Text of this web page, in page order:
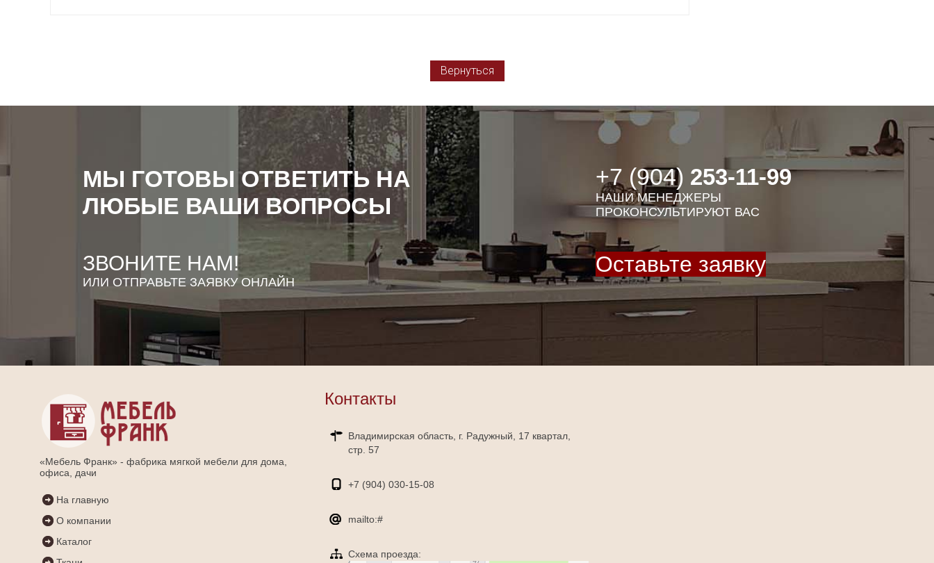
Вернуться
МЫ ГОТОВЫ ОТВЕТИТЬ НА
ЛЮБЫЕ ВАШИ ВОПРОСЫ
ЗВОНИТЕ НАМ!
ИЛИ ОТПРАВЬТЕ ЗАЯВКУ ОНЛАЙН
+7 (904) 253-11-99
НАШИ МЕНЕДЖЕРЫ
ПРОКОНСУЛЬТИРУЮТ ВАС
Оставьте заявку
«Мебель Франк» - фабрика мягкой мебели для дома,
офиса, дачи
На главную
О компании
Каталог
Контакты
Владимирская область, г. Радужный, 17 квартал,
стр. 57
+7 (904) 030-15-08
mailto:#
Схема проезда: